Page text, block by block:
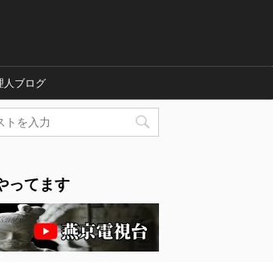
人ブログ
ってます